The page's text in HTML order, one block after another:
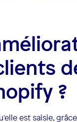
?
est saisie,